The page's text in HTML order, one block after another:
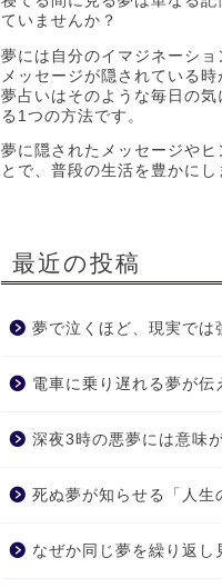
ていませんか？
夢には自分のイマジネーシ
メッセージが隠されている時
夢占いはそのような毎日の気
る1つの方法です。
夢に隠されたメッセージやヒ
とで、普段の生活を豊かにし
最近の投稿
夢で泣くほど、現実では
電車に乗り遅れる夢が伝
深夜3時の悪夢には意味
死ぬ夢が知らせる「人生
なぜか同じ夢を繰り返し